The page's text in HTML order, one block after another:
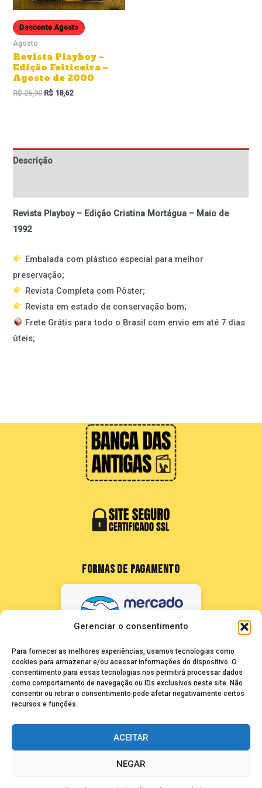
Gerenciar o consentimento
Para fornecer as melhores experiências, usamos tecnologias como
cookies para armazenar e/ou acessar informações do dispositivo. O
consentimento para essas tecnologias nos permitirá processar dados
como comportamento de navegação ou IDs exclusivos neste site. Não
consentir ou retirar o consentimento pode afetar negativamente certos
recursos e funções.
ACEITAR
NEGAR
Desconto Agosto
Agosto
Revista Playboy –
Edição Feiticeira –
Agosto de 2000
R$26,90 R$ 18,62
Descrição
Revista Playboy – Edição Cristina Mortágua – Maio de
1992
Embalada com plástico especial para melhor
preservação;
Revista Completa com Pôster;
Revista em estado de conservação bom;
Frete Grátis para todo o Brasil com envio em até 7 dias
úteis;
FORMAS DE PAGAMENTO
FALE CONOSCO
seuze@bancadasantigas.com
Copyright © 2026 Banca das Antigas - Revistas Playboy Antigas e